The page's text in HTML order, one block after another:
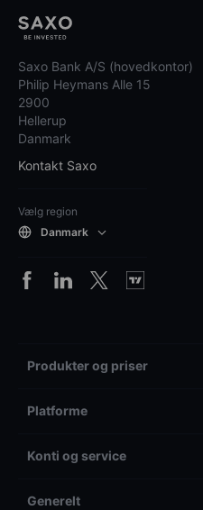
Saxo Bank A/S (hovedkontor)
Philip Heymans Alle 15
2900
Hellerup
Danmark
Kontakt Saxo
Vælg region
Danmark
Produkter og priser
Platforme
Konti og service
Generelt